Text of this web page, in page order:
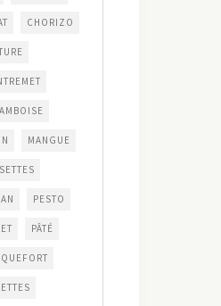
CHORIZO
MANGUE
PESTO
PÂTÉ